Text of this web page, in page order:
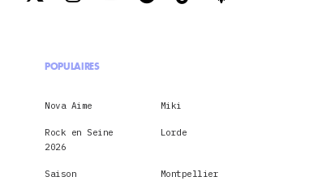
POPULAIRES
Nova Aime Miki
Rock en Seine
2026
Lorde
Saison
Montpellier